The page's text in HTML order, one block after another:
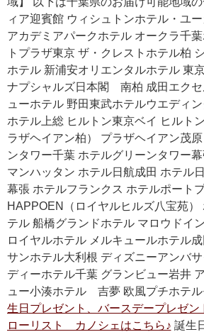
ィア迎賓館 ウィシュトンホテル・ユ
アカデミアパークホテル オークラ千
トプラザ東京 ザ・クレストホテル柏
ホテル 新浦安オリエンタルホテル 東
ナプシャルズ日本閣 南柏 成田エク
ューホテル 野田東武ホテルウエディ
ホテル上総 ヒルトン東京ベイ ヒル
ラザヘイアン柏） プラザヘイアン茂
ンタワー千葉 ホテルグリーンタワー
マンハッタン ホテル日航成田 ホテル
幕張 ホテルフランクス ホテルポー
HAPPOEN（ロイヤルヒルズ八宝苑
テル 船橋グランドホテル マロウドイ
ロイヤルホテル メルキュールホテル
サンホテル大利根 ディズニーアンバ
ディーホテル千葉 グランビュー岩井
ュー小湊ホテル 吉夢 欧風プチホテ
生日プレゼント、バースデープレゼ
ローリスト カノシェはこちら♪ 誕生